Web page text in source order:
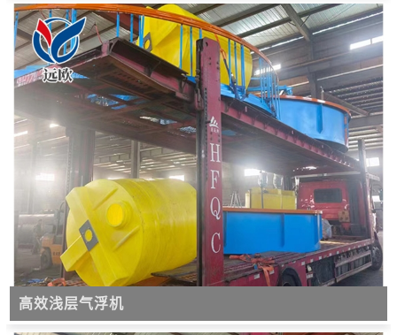
高效浅层气浮机